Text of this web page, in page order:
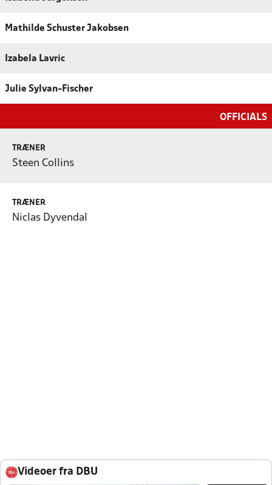
Mathilde Schuster Jakobsen
Izabela Lavric
Julie Sylvan-Fischer
OFFICIALS
TRÆNER
Steen Collins
TRÆNER
Niclas Dyvendal
Videoer fra DBU